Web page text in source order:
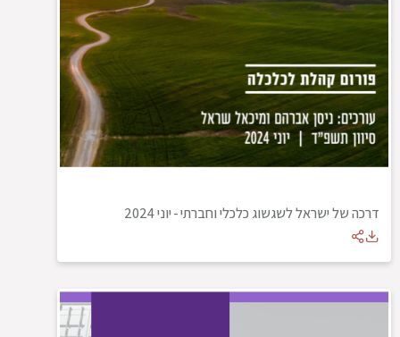
דרכה של ישראל לשגשוג כלכלי וחברתי-יוני 2024